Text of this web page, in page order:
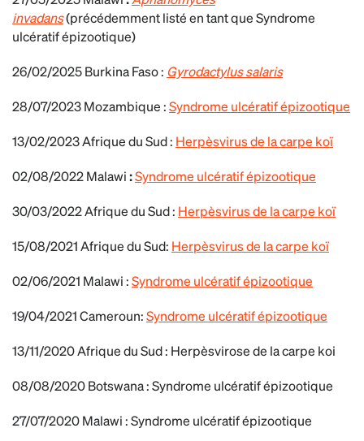
invadans(précédemment listé en tant que Syndrome
ulcératif épizootique)
26/02/2025 Burkina Faso : Gyrodactylus salaris
28/07/2023 Mozambique :Syndrome ulcératif épizootique
13/02/2023 Afrique du Sud : Herpèsvirus de la carpe koï
02/08/2022 Malawi:Syndrome ulcératif épizootique
30/03/2022 Afrique du Sud : Herpèsvirus de la carpe koï
15/08/2021 Afrique du Sud: Herpèsvirus de la carpe koï
02/06/2021 Malawi :Syndrome ulcératif épizootique
19/04/2021 Cameroun:Syndrome ulcératif épizootique
13/11/2020 Afrique du Sud : Herpèsvirose de la carpe koi
08/08/2020 Botswana :Syndrome ulcératif épizootique
27/07/2020 Malawi :Syndrome ulcératif épizootique